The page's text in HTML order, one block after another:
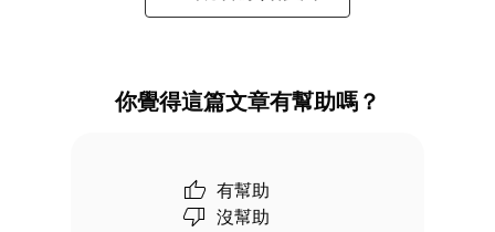
你覺得這篇文章有幫助嗎？
有幫助
沒幫助